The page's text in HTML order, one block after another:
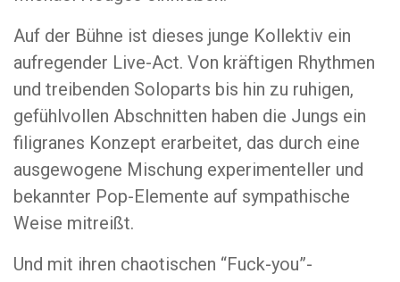
Auf der Bühne ist dieses junge Kollektiv ein
aufregender Live-Act. Von kräftigen Rhythmen
und treibenden Soloparts bis hin zu ruhigen,
gefühlvollen Abschnitten haben die Jungs ein
filigranes Konzept erarbeitet, das durch eine
ausgewogene Mischung experimenteller und
bekannter Pop-Elemente auf sympathische
Weise mitreißt.
Und mit ihren chaotischen “Fuck-you”-